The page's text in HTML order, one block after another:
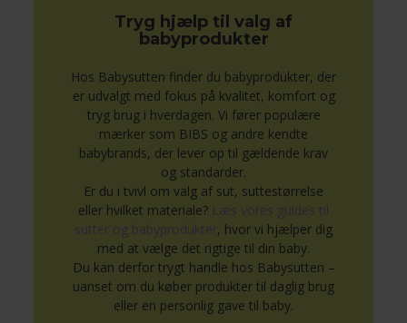
Tryg hjælp til valg af
babyprodukter
Hos Babysutten finder du babyprodukter, der
er udvalgt med fokus på kvalitet, komfort og
tryg brug i hverdagen. Vi fører populære
mærker som BIBS og andre kendte
babybrands, der lever op til gældende krav
og standarder.
Er du i tvivl om valg af sut, suttestørrelse
eller hvilket materiale? Læs vores guides til
sutter og babyprodukter, hvor vi hjælper dig
med at vælge det rigtige til din baby.
Du kan derfor trygt handle hos Babysutten –
uanset om du køber produkter til daglig brug
eller en personlig gave til baby.